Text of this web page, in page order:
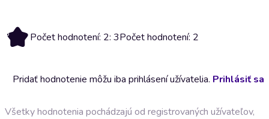
3 Počet hodnotení: 2: 3Počet hodnotení: 2
Pridať hodnotenie môžu iba prihlásení užívatelia. Prihlásiť sa
Všetky hodnotenia pochádzajú od registrovaných užívateľov,